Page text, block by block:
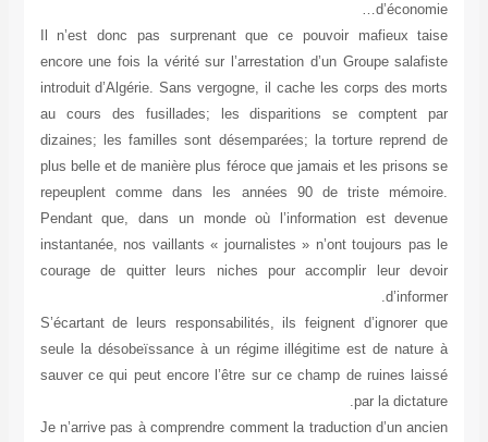
d’économie…
Il n’est donc pas surprenant que ce pouvoir mafieux taise
encore une fois la vérité sur l’arrestation d’un Groupe salafiste
introduit d’Algérie. Sans vergogne, il cache les corps des morts
au cours des fusillades; les disparitions se comptent par
dizaines; les familles sont désemparées; la torture reprend de
plus belle et de manière plus féroce que jamais et les prisons se
repeuplent comme dans les années 90 de triste mémoire.
Pendant que, dans un monde où l’information est devenue
instantanée, nos vaillants « journalistes » n’ont toujours pas le
courage de quitter leurs niches pour accomplir leur devoir
d’informer.
S’écartant de leurs responsabilités, ils feignent d’ignorer que
seule la désobeïssance à un régime illégitime est de nature à
sauver ce qui peut encore l’être sur ce champ de ruines laissé
par la dictature.
Je n’arrive pas à comprendre comment la traduction d’un ancien